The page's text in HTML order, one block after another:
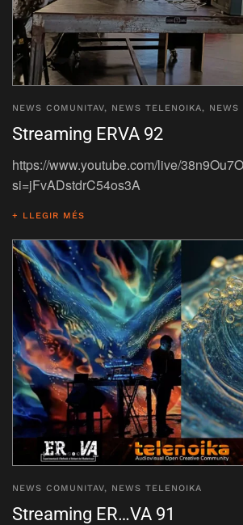
NEWS COMUNITAV, NEWS TELENOIKA, NEWS
Streaming ERVA 92
https://www.youtube.com/live/
si=jFvADstdrC54os3A
+ LLEGIR MÉS
NEWS COMUNITAV, NEWS TELENOIKA
Streaming ER…VA 91